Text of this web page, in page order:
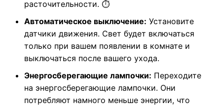
расточительности. ⏱️
Автоматическое выключение: Установите
датчики движения. Свет будет включаться
только при вашем появлении в комнате и
выключаться после вашего ухода.
Энергосберегающие лампочки: Переходите
на энергосберегающие лампочки. Они
потребляют намного меньше энергии, что